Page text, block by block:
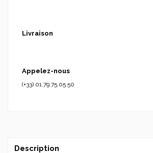
Livraison
Appelez-nous
(+33) 01.79.75.05.50
Description